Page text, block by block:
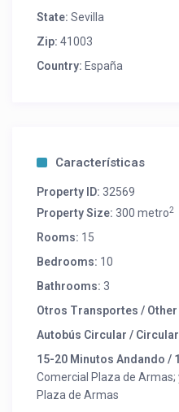
State: Sevilla
Zip: 41003
Country: España
Características
Property ID: 32569
Property Size: 300 metro2
Rooms: 15
Bedrooms: 10
Bathrooms: 3
Otros Transportes /
Autobús Circular /
15-20 Minutos Andando /
Comercial Plaza de
Plaza de Armas